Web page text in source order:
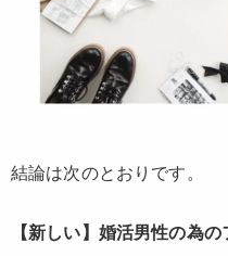
結論は次のとおりです。
【新しい】婚活男性の為